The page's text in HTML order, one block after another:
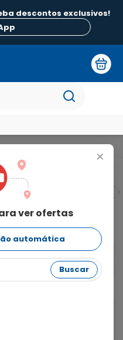
descontos exclusivos!
+
ver ofertas
automática
Buscar
Color Bico